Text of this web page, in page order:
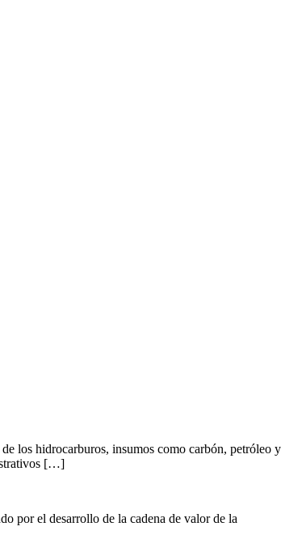
los hidrocarburos, insumos como carbón, petróleo y
[…]
por el desarrollo de la cadena de valor de la